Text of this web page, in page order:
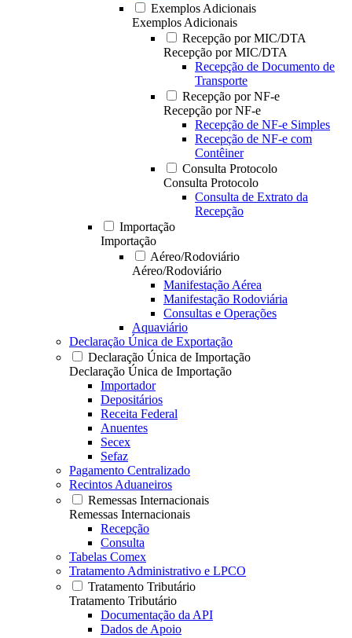
Exemplos Adicionais
Exemplos Adicionais
Recepção por MIC/DTA
Recepção por MIC/DTA
Recepção de Documento de
Transporte
Recepção por NF-e
Recepção por NF-e
Recepção de NF-e Simples
Recepção de NF-e com
Contêiner
Consulta Protocolo
Consulta Protocolo
Consulta de Extrato da
Recepção
Importação
Importação
Aéreo/Rodoviário
Aéreo/Rodoviário
Manifestação Aérea
Manifestação Rodoviária
Consultas e Operações
Aquaviário
Declaração Única de Exportação
Declaração Única de Importação
Declaração Única de Importação
Importador
Depositários
Receita Federal
Anuentes
Secex
Sefaz
Pagamento Centralizado
Recintos Aduaneiros
Remessas Internacionais
Remessas Internacionais
Recepção
Consulta
Tabelas Comex
Tratamento Administrativo e LPCO
Tratamento Tributário
Tratamento Tributário
Documentação da API
Dados de Apoio